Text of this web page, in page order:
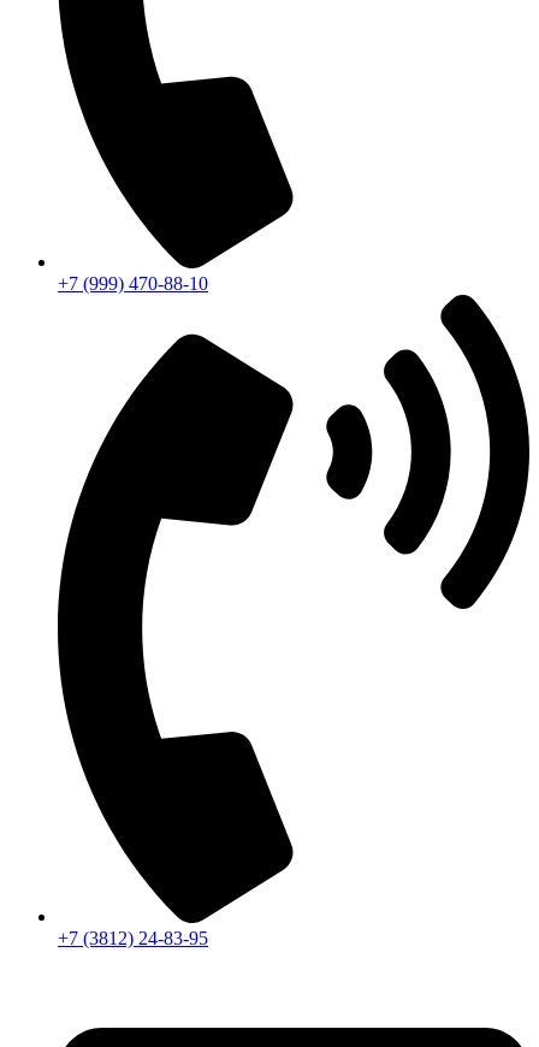
+7 (999) 470-88-10
+7 (3812) 24-83-95